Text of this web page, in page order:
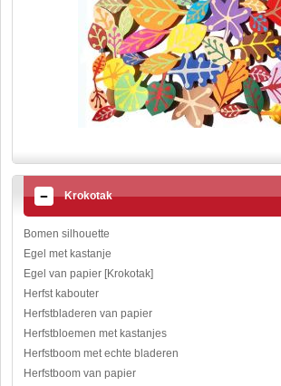
Krokotak
Bomen silhouette
Egel met kastanje
Egel van papier [Krokotak]
Herfst kabouter
Herfstbladeren van papier
Herfstbloemen met kastanjes
Herfstboom met echte bladeren
Herfstboom van papier